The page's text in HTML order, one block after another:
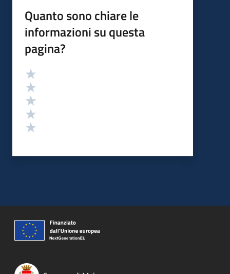
Quanto sono chiare le
informazioni su questa
pagina?
Valutazione